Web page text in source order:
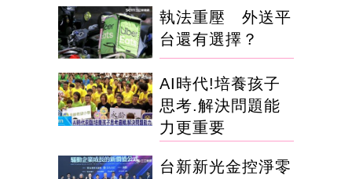
執法重壓 外送平
台還有選擇？
AI時代!培養孩子
思考.解決問題能
力更重要
台新新光金控淨零